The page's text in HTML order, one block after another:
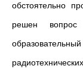
обстоятельно
решен вопрос